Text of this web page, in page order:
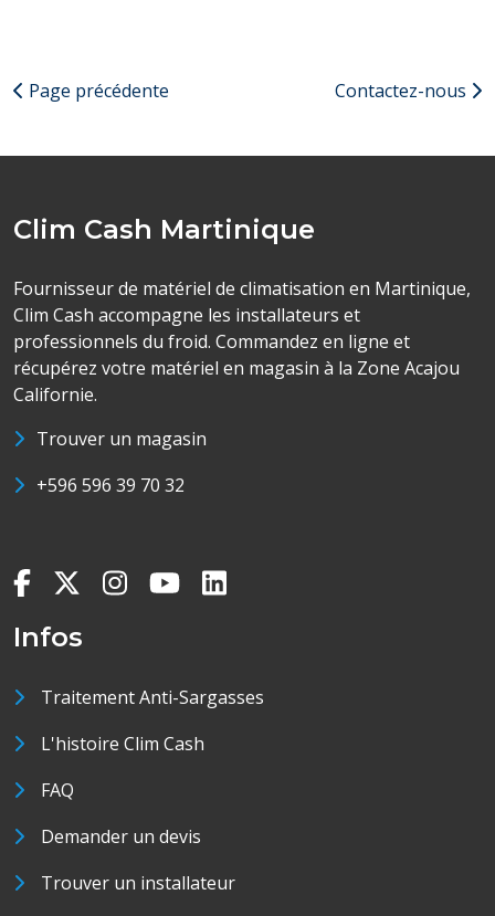
Page précédente Contactez-nous
Clim Cash Martinique
Fournisseur de matériel de climatisation en Martinique,
Clim Cash accompagne les installateurs et
professionnels du froid. Commandez en ligne et
récupérez votre matériel en magasin à la Zone Acajou
Californie.
Trouver un magasin
+596 596 39 70 32
Infos
Traitement Anti-Sargasses
L'histoire Clim Cash
FAQ
Demander un devis
Trouver un installateur